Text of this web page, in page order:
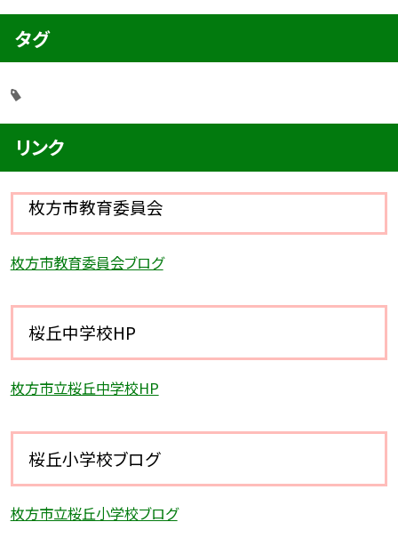
タグ
リンク
枚方市教育委員会
枚方市教育委員会ブログ
桜丘中学校HP
枚方市立桜丘中学校HP
桜丘小学校ブログ
枚方市立桜丘小学校ブログ